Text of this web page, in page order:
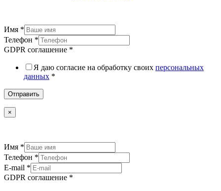
Имя *
Телефон *
GDPR соглашение *
Я даю согласие на обработку своих персональных
данных *
Отправить
×
Имя *
Телефон *
E-mail *
GDPR соглашение *